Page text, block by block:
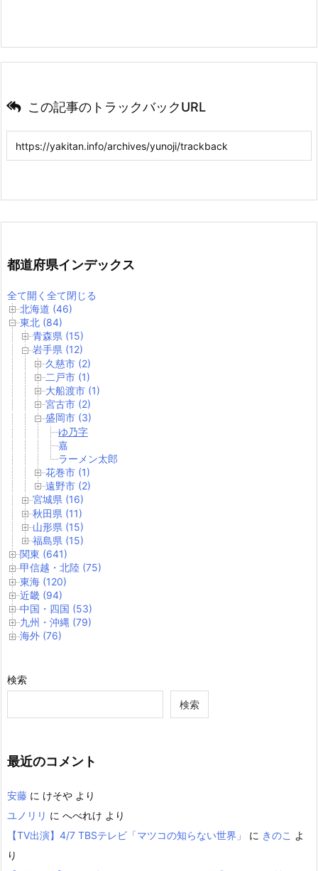
この記事のトラックバックURL
都道府県インデックス
全て開く 全て閉じる
北海道 (46)
東北 (84)
青森県 (15)
岩手県 (12)
久慈市 (2)
二戸市 (1)
大船渡市 (1)
宮古市 (2)
盛岡市 (3)
ゆ乃字
嘉
ラーメン太郎
花巻市 (1)
遠野市 (2)
宮城県 (16)
秋田県 (11)
山形県 (15)
福島県 (15)
関東 (641)
甲信越・北陸 (75)
東海 (120)
近畿 (94)
中国・四国 (53)
九州・沖縄 (79)
海外 (76)
検索
検索
最近のコメント
安藤 に けそや より
ユノリリ に へべれけ より
【TV出演】4/7 TBSテレビ「マツコの知らない世界」
に きのこ よ
り